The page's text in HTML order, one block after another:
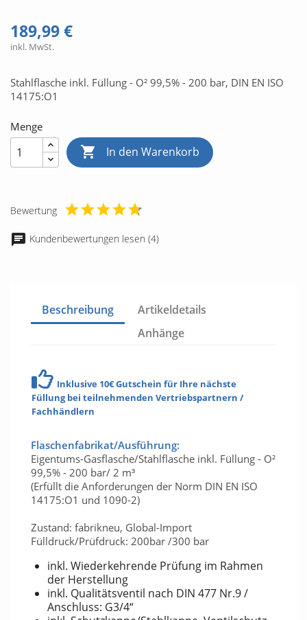
189,99 €
inkl. MwSt.
Stahlflasche inkl. Füllung - O² 99,5% - 200 bar, DIN EN ISO
14175:O1
Menge
 In den Warenkorb
Bewertung
Kundenbewertungen lesen (4)
Beschreibung
Artikeldetails
Anhänge
Inklusive 10€ Gutschein für Ihre nächste
Füllung bei teilnehmenden Vertriebspartnern /
Fachhändlern
Flaschenfabrikat/Ausführung:
Eigentums-Gasflasche/Stahlflasche inkl. Füllung - O²
99,5% - 200 bar/ 2 m³
(Erfüllt die Anforderungen der Norm DIN EN ISO
14175:O1 und 1090-2)
Zustand: fabrikneu, Global-Import
Fülldruck/Prüfdruck: 200bar /300 bar
inkl. Wiederkehrende Prüfung im Rahmen
der Herstellung
inkl. Qualitätsventil nach DIN 477 Nr.9 /
Anschluss: G3/4“